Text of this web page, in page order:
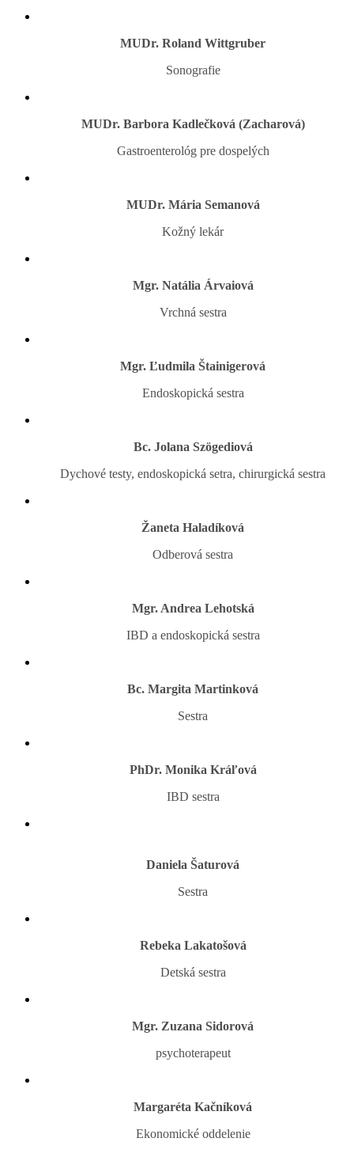
MUDr. Roland Wittgruber
Sonografie
MUDr. Barbora Kadlečková (Zacharová)
Gastroenterológ pre dospelých
MUDr. Mária Semanová
Kožný lekár
Mgr. Natália Árvaiová
Vrchná sestra
Mgr. Ľudmila Štainigerová
Endoskopická sestra
Bc. Jolana Szögediová
Dychové testy, endoskopická setra, chirurgická sestra
Žaneta Haladíková
Odberová sestra
Mgr. Andrea Lehotská
IBD a endoskopická sestra
Bc. Margita Martinková
Sestra
PhDr. Monika Kráľová
IBD sestra
Daniela Šaturová
Sestra
Rebeka Lakatošová
Detská sestra
Mgr. Zuzana Sidorová
psychoterapeut
Margaréta Kačníková
Ekonomické oddelenie